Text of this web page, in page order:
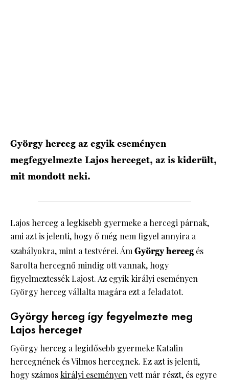
György herceg az egyik eseményen
megfegyelmezte Lajos herceget, az is kiderült,
mit mondott neki.
Lajos herceg a legkisebb gyermeke a hercegi párnak,
ami azt is jelenti, hogy ő még nem figyel annyira a
szabályokra, mint a testvérei. ÁmGyörgy herceg és
Sarolta hercegnő mindig ott vannak, hogy
figyelmeztessék Lajost. Az egyik királyi eseményen
György herceg vállalta magára ezt a feladatot.
György herceg így fegyelmezte meg
Lajos herceget
György herceg a legidősebb gyermeke Katalin
hercegnének és Vilmos hercegnek. Ez azt is jelenti,
hogy számos királyi eseményenvett már részt, és egyre